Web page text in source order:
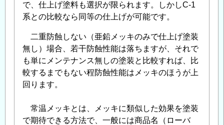
で、仕上げ塗料も選択が限られます。しかしC-1
系との比較なら同等の仕上げが可能です。
二重防蝕しない（亜鉛メッキのみで仕上げ塗装
無し）場合、若干防蝕性能は落ちますが、それで
も単にメンテナンス無しの塗装と比較すれば、比
較するまでもない程防蝕性能はメッキのほうが上
回ります。
常温メッキとは、メッキに類似した効果を塗装
で期待できる方法で、一般には商品名（ローバ